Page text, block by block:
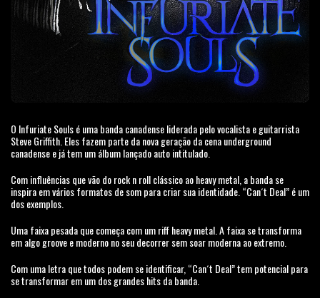
O Infuriate Souls é uma banda canadense liderada pelo vocalista e guitarrista
Steve Griffith. Eles fazem parte da nova geração da cena underground
canadense e já tem um álbum lançado auto intitulado.
Com influências que vão do rock n roll clássico ao heavy metal, a banda se
inspira em vários formatos de som para criar sua identidade. “Can´t Deal” é um
dos exemplos.
Uma faixa pesada que começa com um riff heavy metal. A faixa se transforma
em algo groove e moderno no seu decorrer sem soar moderna ao extremo.
Com uma letra que todos podem se identificar, “Can´t Deal” tem potencial para
se transformar em um dos grandes hits da banda.